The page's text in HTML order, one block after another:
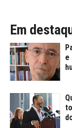
Em
e